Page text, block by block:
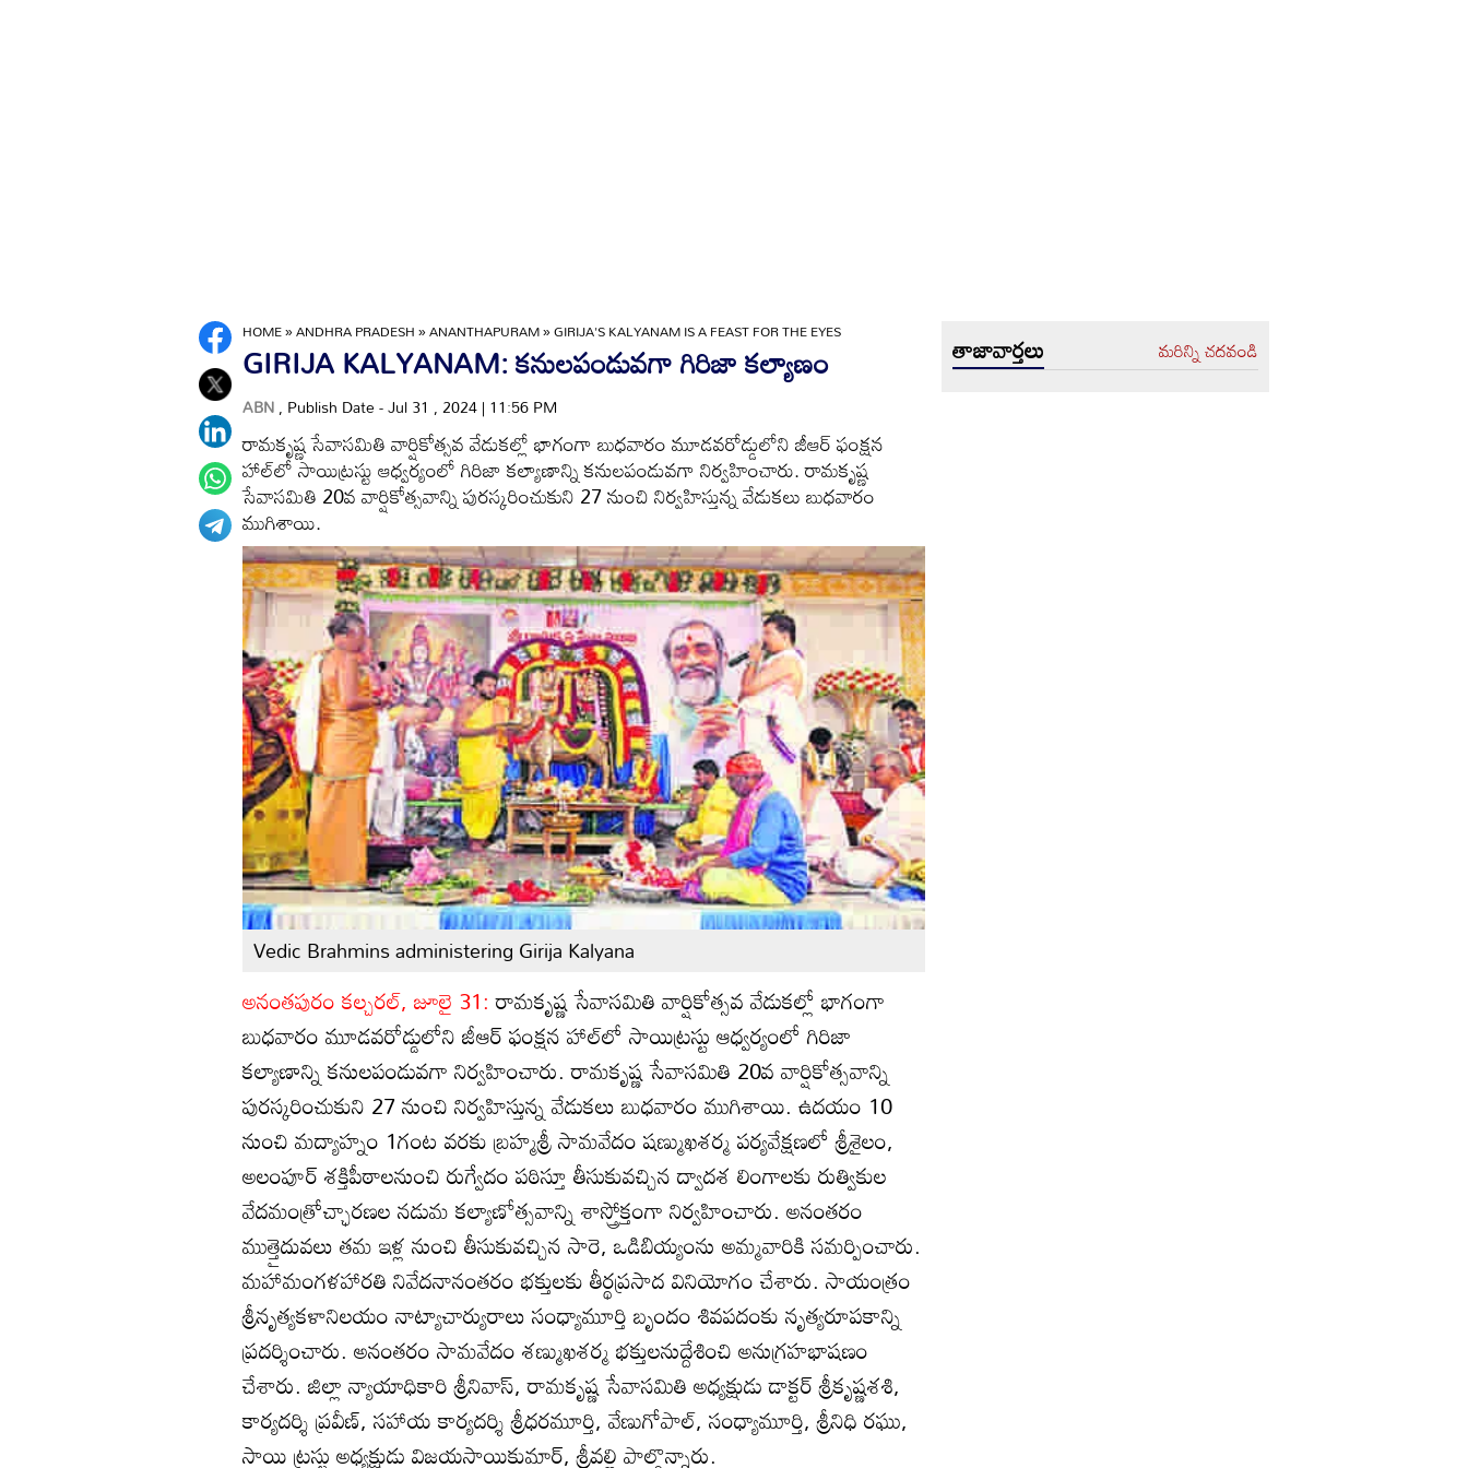
HOME»ANDHRA PRADESH»ANANTHAPURAM»GIRIJA'S KALYANAM IS A FEAST FOR THE EYES
GIRIJA KALYANAM: కనులపండువగా గిరిజా కల్యాణం
ABN, Publish Date - Jul 31 , 2024 | 11:56 PM
రామకృష్ణ సేవాసమితి వార్షికోత్సవ వేడుకల్లో భాగంగా బుధవారం మూడవరోడ్డులోని జీఆర్‌ ఫంక్షన
హాల్‌లో సాయిట్రస్టు ఆధ్వర్యంలో గిరిజా కల్యాణాన్ని కనులపండువగా నిర్వహించారు. రామకృష్ణ
సేవాసమితి 20వ వార్షికోత్సవాన్ని పురస్కరించుకుని 27 నుంచి నిర్వహిస్తున్న వేడుకలు బుధవారం
ముగిశాయి.
Vedic Brahmins administering Girija Kalyana
అనంతపురం కల్చరల్‌, జూలై 31:రామకృష్ణ సేవాసమితి వార్షికోత్సవ వేడుకల్లో భాగంగా
బుధవారం మూడవరోడ్డులోని జీఆర్‌ ఫంక్షన హాల్‌లో సాయిట్రస్టు ఆధ్వర్యంలో గిరిజా
కల్యాణాన్ని కనులపండువగా నిర్వహించారు. రామకృష్ణ సేవాసమితి 20వ వార్షికోత్సవాన్ని
పురస్కరించుకుని 27 నుంచి నిర్వహిస్తున్న వేడుకలు బుధవారం ముగిశాయి. ఉదయం 10
నుంచి మద్యాహ్నం 1గంట వరకు బ్రహ్మశ్రీ సామవేదం షణ్ముఖశర్మ పర్యవేక్షణలో శ్రీశైలం,
అలంపూర్‌ శక్తిపీఠాలనుంచి రుగ్వేదం పఠిస్తూ తీసుకువచ్చిన ద్వాదశ లింగాలకు రుత్వికుల
వేదమంత్రోచ్ఛారణల నడుమ కల్యాణోత్సవాన్ని శాస్త్రోక్తంగా నిర్వహించారు. అనంతరం
ముత్తైదువలు తమ ఇళ్ల నుంచి తీసుకువచ్చిన సారె, ఒడిబియ్యంను అమ్మవారికి సమర్పించారు.
మహామంగళహారతి నివేదనానంతరం భక్తులకు తీర్థప్రసాద వినియోగం చేశారు. సాయంత్రం
శ్రీనృత్యకళానిలయం నాట్యాచార్యురాలు సంధ్యామూర్తి బృందం శివపదంకు నృత్యరూపకాన్ని
ప్రదర్శించారు. అనంతరం సామవేదం శణ్ముఖశర్మ భక్తులనుద్దేశించి అనుగ్రహభాషణం
చేశారు. జిల్లా న్యాయాధికారి శ్రీనివాస్‌, రామకృష్ణ సేవాసమితి అధ్యక్షుడు డాక్టర్‌ శ్రీకృష్ణశశి,
కార్యదర్శి ప్రవీణ్‌, సహాయ కార్యదర్శి శ్రీధరమూర్తి, వేణుగోపాల్‌, సంధ్యామూర్తి, శ్రీనిధి రఘు,
సాయి ట్రస్టు అధ్యక్షుడు విజయసాయికుమార్‌, శ్రీవల్లి పాల్గొన్నారు.
తాజావార్తలు మరిన్ని చదవండి